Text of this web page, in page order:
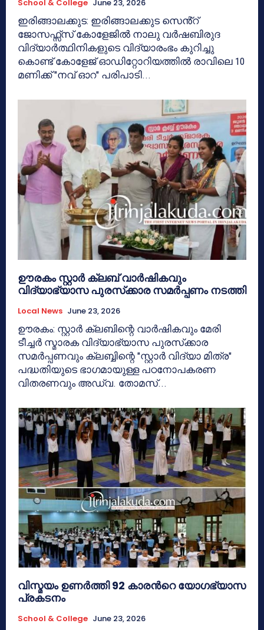
School & College June 23, 2026
ഇരിങ്ങാലക്കുട: ഇരിങ്ങാലക്കുട സെൻ്റ്
ജോസഫ്സ്സ് കോളേജിൽ നാലു വർഷബിരുദ
വിദ്യാർത്ഥിനികളുടെ വിദ്യാരംഭം കുറിച്ചു
കൊണ്ട് കോളേജ് ഓഡിറ്റോറിയത്തിൽ രാവിലെ 10
മണിക്ക് "നവ് ഓറ" പരിപാടി...
ഊരകം സ്റ്റാർ ക്ലബ് വാർഷികവും
വിദ്യാഭ്യാസ പുരസ്‌ക്കാര സമർപ്പണം നടത്തി
Local News June 23, 2026
ഊരകം: സ്റ്റാർ ക്ലബിന്റെ വാർഷികവും മേരി
ടീച്ചർ സ്മാരക വിദ്യാഭ്യാസ പുരസ്‌ക്കാര
സമർപ്പണവും ക്ലബ്ബിന്റെ "സ്റ്റാർ വിദ്യാ മിത്ര"
പദ്ധതിയുടെ ഭാഗമായുള്ള പഠനോപകരണ
വിതരണവും അഡ്വ. തോമസ്...
വിസ്മയം ഉണർത്തി 92 കാരൻറെ യോഗഭ്യാസ
പ്രകടനം
School & College June 23, 2026